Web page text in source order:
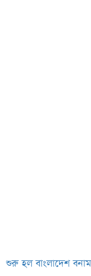
শুরু হল বাংলাদেশ